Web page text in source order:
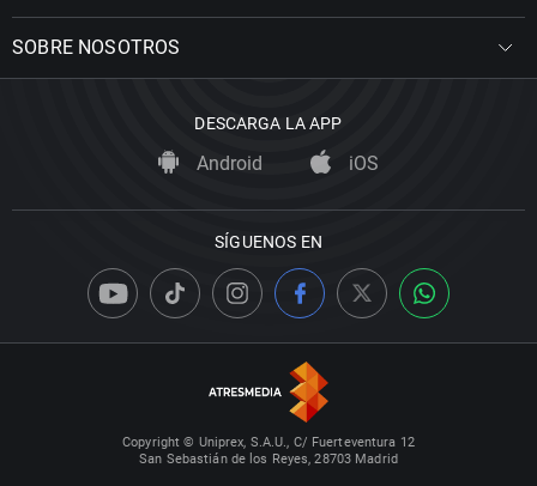
SOBRE NOSOTROS
DESCARGA LA APP
Android iOS
SÍGUENOS EN
Copyright © Uniprex, S.A.U., C/ Fuerteventura 12
San Sebastián de los Reyes, 28703 Madrid